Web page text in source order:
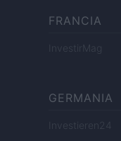
FRANCIA
InvestirMag
GERMANIA
Investieren24